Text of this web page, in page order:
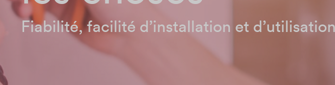
Fiabilité, facilité d’installation et d’utilisation